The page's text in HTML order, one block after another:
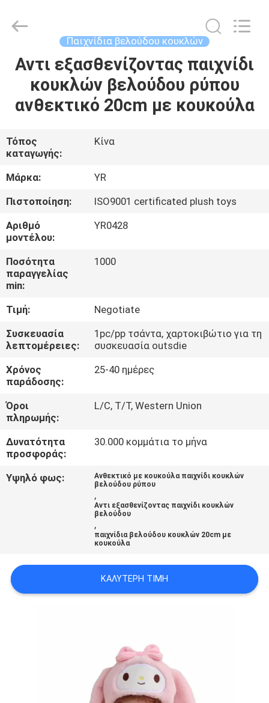
ΣΠΊΤΙ
ΠΡΟΪΌΝΤΑ
ΠΕΡΊΠΟΥ
ΕΜΕΊΣ
ΓΎΡΟΣ
ΕΡΓΟΣΤΑΣΊΩΝ
ΠΟΙΟΤΙΚΌΣ
ΈΛΕΓΧΟΣ
ΜΑΣ
ΕΛΆΤΕ
ΕΠΑΦΉ
ΜΕ
ΕΙΔΉΣΕΙΣ
ΖΗΤΉΣΤΕ
ΑΠΌΣΠΑΣΜΑ
PRIVACY
Reserved.
Παιχνίδια βελούδου κουκλών
Αντι εξασθενίζοντας παιχνίδι
κουκλών βελούδου ρύπου
ανθεκτικό 20cm με κουκούλα
Τόπος
καταγωγής:
Κίνα
Μάρκα:
YR
Πιστοποίηση:
ISO9001 certificated plush toys
Αριθμό
μοντέλου:
YR0428
Ποσότητα
παραγγελίας
min:
1000
Τιμή:
Negotiate
Συσκευασία
λεπτομέρειες:
1pc/pp τσάντα, χαρτοκιβώτιο για τη
συσκευασία outsdie
Χρόνος
παράδοσης:
25-40 ημέρες
Όροι
πληρωμής:
L/C, T/T, Western Union
Δυνατότητα
προσφοράς:
30.000 κομμάτια το μήνα
Υψηλό φως:
Ανθεκτικό με κουκούλα παιχνίδι κουκλών
βελούδου ρύπου
,
Αντι εξασθενίζοντας παιχνίδι κουκλών
βελούδου
,
παιχνίδια βελούδου κουκλών 20cm με
κουκούλα
ΚΑΛΎΤΕΡΗ ΤΙΜΉ